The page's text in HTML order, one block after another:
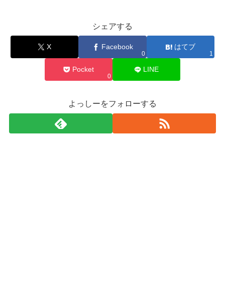
シェアする
X Facebook
0
はてブ
1
Pocket
0
LINE
よっしーをフォローする